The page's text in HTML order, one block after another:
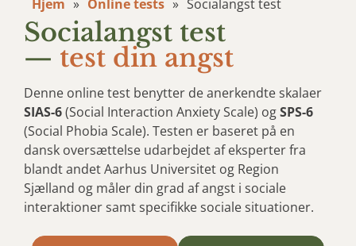
Hjem » Online tests » Socialangst test
Socialangst test
— test din angst
Denne online test benytter de anerkendte skalaer
SIAS-6(Social Interaction Anxiety Scale) ogSPS-6
(Social Phobia Scale). Testen er baseret på en
dansk oversættelse udarbejdet af eksperter fra
blandt andet Aarhus Universitet og Region
Sjælland og måler din grad af angst i sociale
interaktioner samt specifikke sociale situationer.